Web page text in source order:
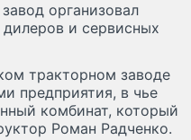
организовал
и сервисных
тракторном заводе
предприятия, в чье
комбинат, который
Роман Радченко.